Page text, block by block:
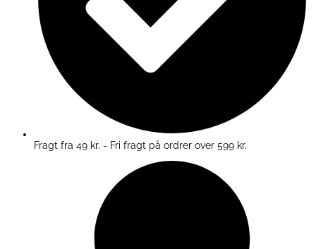
Fragt fra 49 kr. - Fri fragt på ordrer over 599 kr.